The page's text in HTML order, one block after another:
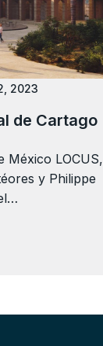
2023
de Cartago
México LOCUS,
y Philippe